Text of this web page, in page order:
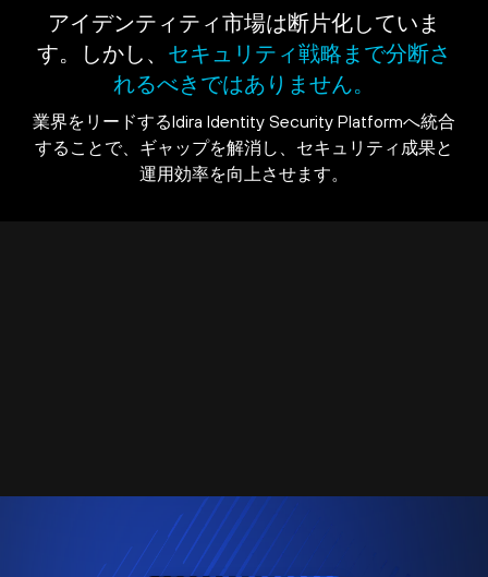
アイデンティティ市場は断片化していま
す。しかし、 セキュリティ戦略まで分断さ
れるべきではありません。
業界をリードするIdira Identity Security Platformへ統合
することで、ギャップを解消し、セキュリティ成果と
運用効率を向上させます。